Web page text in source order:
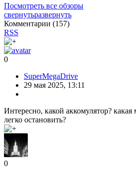
Посмотреть все обзоры
свернутьразвернуть
Комментарии (157)
RSS
0
SuperMegaDrive
29 мая 2025, 13:11
Интересно, какой аккомулятор?
легко остановить?
0